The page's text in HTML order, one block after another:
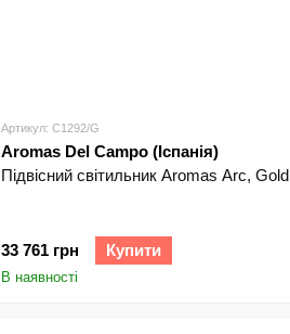
Артикул: C1292/G
Aromas Del Campo (Іспанія)
Підвісний світильник Aromas Arc, Gold
33 761 грн Купити
В наявності